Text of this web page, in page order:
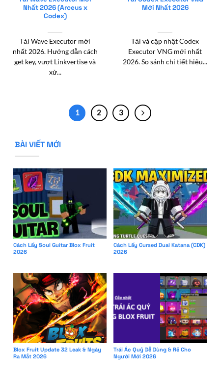
Nhất 2026 (Arceus x
Codex)
Tải Wave Executor mới
nhất 2026. Hướng dẫn cách
get key, vượt Linkvertise và
xử...
Mới Nhất 2026
Tải và cập nhật Codex
Executor VNG mới nhất
2026. So sánh chi tiết hiệu...
1 2 3
BÀI VIẾT MỚI
Cách Lấy Soul Guitar Blox Fruit
2026
Cách Lấy Cursed Dual Katana (CDK)
2026
Blox Fruit Update 32 Leak & Ngày
Ra Mắt 2026
Trái Ác Quỷ Dễ Dùng & Rẻ Cho
Người Mới 2026